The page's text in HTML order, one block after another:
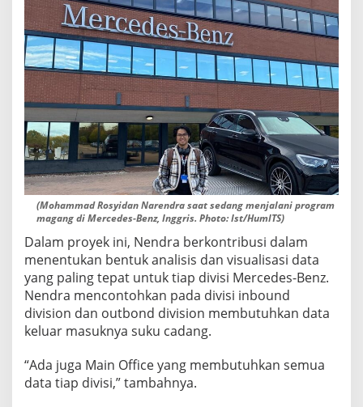
(Mohammad Rosyidan Narendra saat sedang menjalani program
magang di Mercedes-Benz, Inggris. Photo: Ist/HumITS)
Dalam proyek ini, Nendra berkontribusi dalam
menentukan bentuk analisis dan visualisasi data
yang paling tepat untuk tiap divisi Mercedes-Benz.
Nendra mencontohkan pada divisi inbound
division dan outbond division membutuhkan data
keluar masuknya suku cadang.
“Ada juga Main Office yang membutuhkan semua
data tiap divisi,” tambahnya.